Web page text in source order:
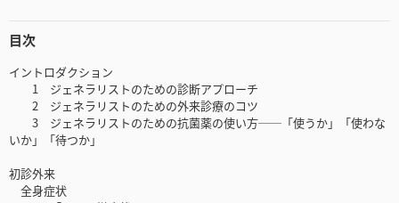
目次
イントロダクション
1 ジェネラリストのための診断アプローチ
2 ジェネラリストのための外来診療のコツ
3 ジェネラリストのための抗菌薬の使い方──「使うか」「使わな
いか」「待つか」
初診外来
全身症状